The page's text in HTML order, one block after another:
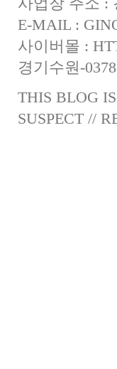
사업장 주소 :
E-MAIL :
사이버몰 :
경기수원-
THIS BLOG
SUSPECT //